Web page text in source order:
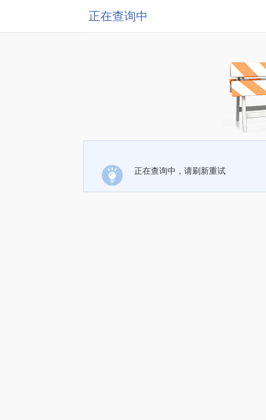
正在查询中
正在查询中，请刷新重试